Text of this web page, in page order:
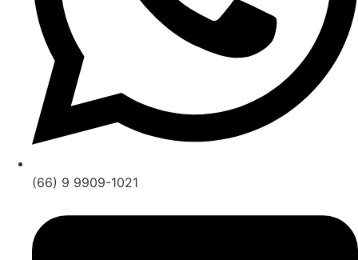
(66) 9 9909-1021